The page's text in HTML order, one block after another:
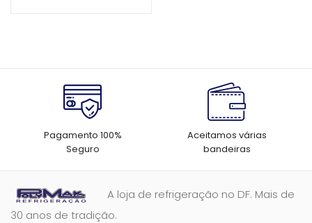
Pagamento 100%
Seguro
Aceitamos várias
bandeiras
A loja de refrigeração no DF. Mais de
30 anos de tradição.